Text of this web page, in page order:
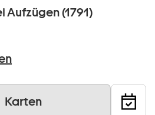
Aufzügen (1791)
Karten